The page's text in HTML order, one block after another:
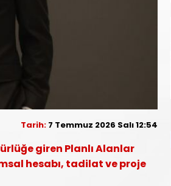
Tarih: 7 Temmuz 2026 Salı 12:54
giren Planlı Alanlar
hesabı, tadilat ve proje